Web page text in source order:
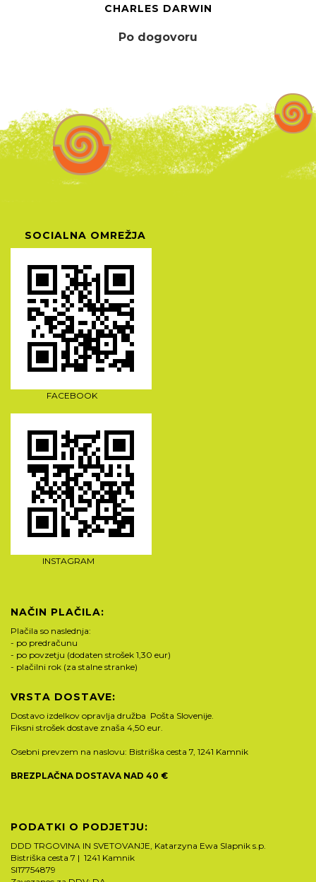
CHARLES DARWIN
Po dogovoru
SOCIALNA OMREŽJA
FACEBOOK
INSTAGRAM
NAČIN PLAČILA:
Plačila so naslednja:
- po predračunu
- po povzetju (dodaten strošek 1,30 eur)
- plačilni rok (za stalne stranke)
VRSTA DOSTAVE:
Dostavo izdelkov opravlja družba Pošta Slovenije.
Fiksni strošek dostave znaša 4,50 eur.
Osebni prevzem na naslovu: Bistriška cesta 7, 1241 Kamnik
BREZPLAČNA DOSTAVA NAD 40 €
PODATKI O PODJETJU:
DDD TRGOVINA IN SVETOVANJE, Katarzyna Ewa Slapnik s.p.
Bistriška cesta 7 | 1241 Kamnik
SI17754879